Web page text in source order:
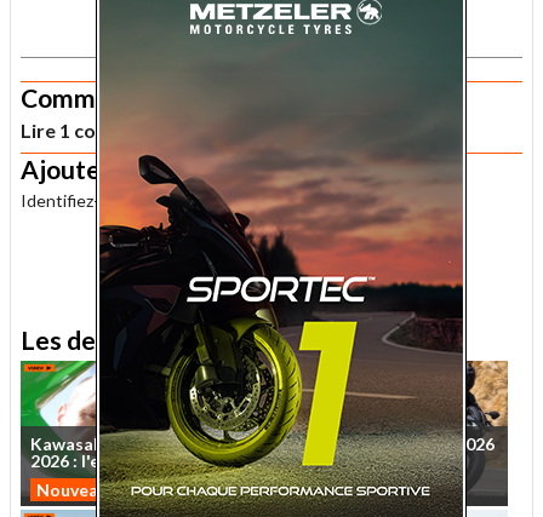
Commentaires
Lire 1 commentaire lecteur sur cet article
Ajouter un commentaire
Identifiez-vous pour publier un commentaire.
Les derniers essais MNC
KawasakiNinjaZX-10R
2026: l'essaividéosur...
Nouveautés 2026
Essai KawasakiZ650S2026
:leroadsterquiveut...
Nouveautés 2026